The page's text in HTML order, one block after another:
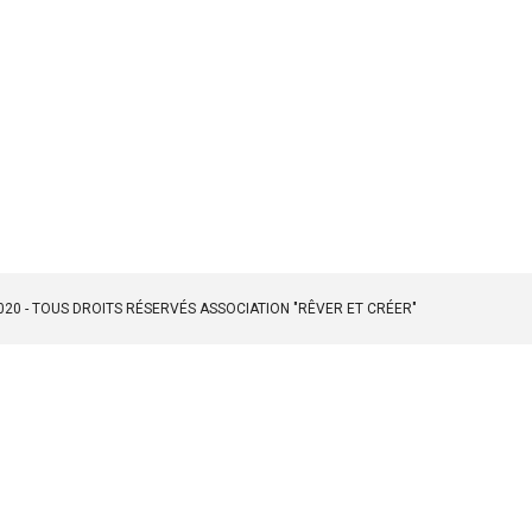
- TOUS DROITS RÉSERVÉS ASSOCIATION "RÊVER ET CRÉER"